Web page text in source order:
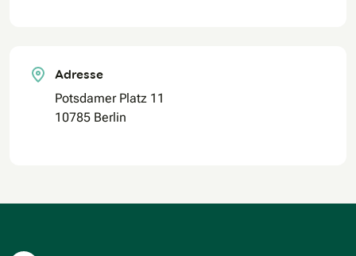
Adresse
Potsdamer Platz 11
10785 Berlin